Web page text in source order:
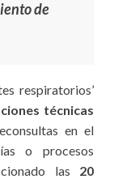
de
respiratorios’
técnicas
en el
o procesos
las 20